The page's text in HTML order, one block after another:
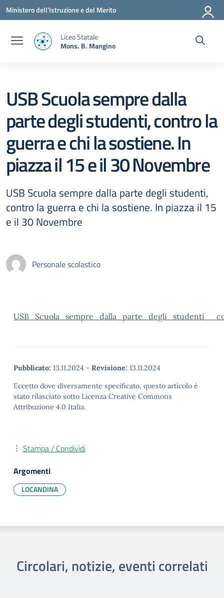
Vai ai contenuti
Vai al menu di navigazione
Vai al footer
Ministero dell'Istruzione e del Merito
Liceo Statale
Mons. B. Mangino
USB Scuola sempre dalla
parte degli studenti, contro la
guerra e chi la sostiene. In
piazza il 15 e il 30 Novembre
USB Scuola sempre dalla parte degli studenti,
contro la guerra e chi la sostiene. In piazza il 15
e il 30 Novembre
Personale scolastico
Pubblicato: 13.11.2024 - Revisione: 13.11.2024
Eccetto dove diversamente specificato, questo articolo è
stato rilasciato sotto Licenza Creative Commons
Attribuzione 4.0 Italia.
Stampa / Condividi
Argomenti
LOCANDINA
Circolari, notizie, eventi correlati